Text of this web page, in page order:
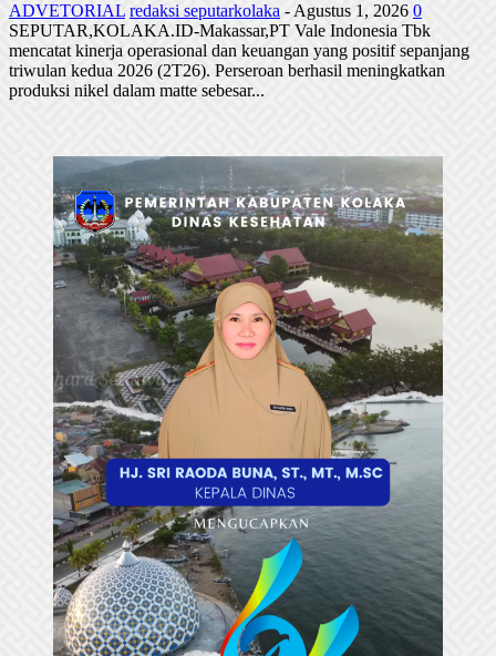
ADVETORIAL redaksi seputarkolaka - Agustus 1, 2026 0
SEPUTAR,KOLAKA.ID-Makassar,PT Vale Indonesia Tbk
mencatat kinerja operasional dan keuangan yang positif sepanjang
triwulan kedua 2026 (2T26). Perseroan berhasil meningkatkan
produksi nikel dalam matte sebesar...